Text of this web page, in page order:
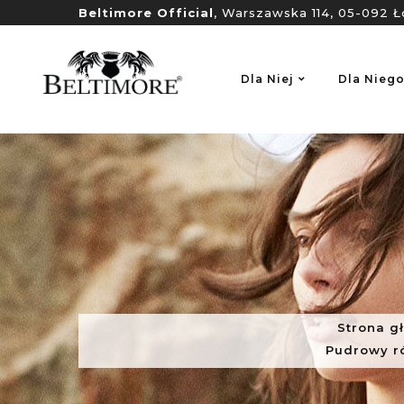
Beltimore Official, Warszawska 114, 05-092
Dla Niej Dla Niego
Strona
Pudrowy